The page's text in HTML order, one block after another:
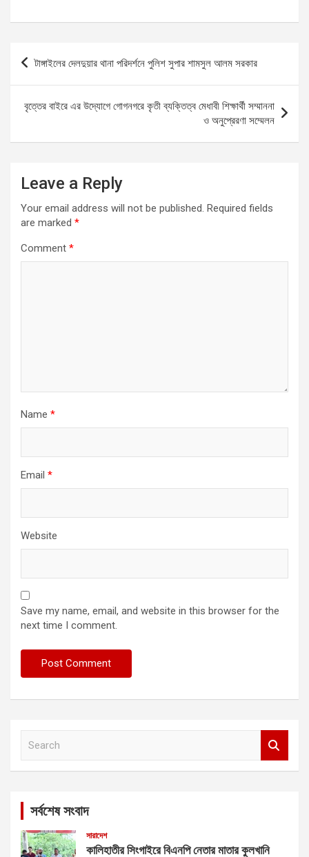
ce
b
o
o
k
ail at
A
p
p
se
n
g
er
ar
e
Post
টাঙ্গাইলের দেলদুয়ার থানা পরিদর্শনে পুলিশ সুপার শামসুল আলম সরকার
বৃত্তের বাইরে এর উদ্যোগে গোগনগরে কৃতী ব্যক্তিত্ব মেধাবী শিক্ষার্থী সম্মাননা
ও অনুপ্রেরণা সম্মেলন
Leave a Reply
Your email address will not be published. Required fields
are marked *
Comment *
Name *
Email *
Website
Save my name, email, and website in this browser for the
next time I comment.
সর্বশেষ সংবাদ
সারাদেশ
কালিহাতীর সিংগাইরে বিএনপি নেতার মাতার কুলখানি